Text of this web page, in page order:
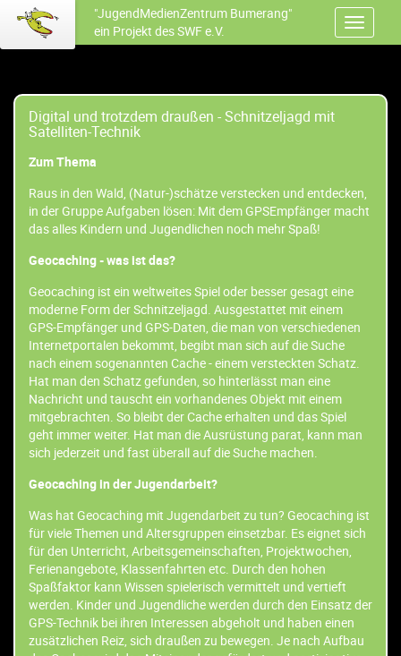
"JugendMedienZentrum Bumerang"
ein Projekt des SWF e.V.
Digital und trotzdem draußen - Schnitzeljagd mit
Satelliten-Technik
Zum Thema
Raus in den Wald, (Natur-)schätze verstecken und entdecken,
in der Gruppe Aufgaben lösen: Mit dem GPSEmpfänger macht
das alles Kindern und Jugendlichen noch mehr Spaß!
Geocaching - was ist das?
Geocaching ist ein weltweites Spiel oder besser gesagt eine
moderne Form der Schnitzeljagd. Ausgestattet mit einem
GPS-Empfänger und GPS-Daten, die man von verschiedenen
Internetportalen bekommt, begibt man sich auf die Suche
nach einem sogenannten Cache - einem versteckten Schatz.
Hat man den Schatz gefunden, so hinterlässt man eine
Nachricht und tauscht ein vorhandenes Objekt mit einem
mitgebrachten. So bleibt der Cache erhalten und das Spiel
geht immer weiter. Hat man die Ausrüstung parat, kann man
sich jederzeit und fast überall auf die Suche machen.
Geocaching in der Jugendarbeit?
Was hat Geocaching mit Jugendarbeit zu tun? Geocaching ist
für viele Themen und Altersgruppen einsetzbar. Es eignet sich
für den Unterricht, Arbeitsgemeinschaften, Projektwochen,
Ferienangebote, Klassenfahrten etc. Durch den hohen
Spaßfaktor kann Wissen spielerisch vermittelt und vertieft
werden. Kinder und Jugendliche werden durch den Einsatz der
GPS-Technik bei ihren Interessen abgeholt und haben einen
zusätzlichen Reiz, sich draußen zu bewegen. Je nach Aufbau